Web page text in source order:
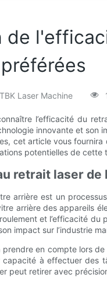
de
TBK Laser Machine
l’efficacité du
innovante et son
cet article vous
potentielles de cette
retrait laser de
arrière est un
arrière des appareils
et l’efficacité du
impact sur l’industrie
prendre en compte lors
capacité à effectuer des
peut retirer avec